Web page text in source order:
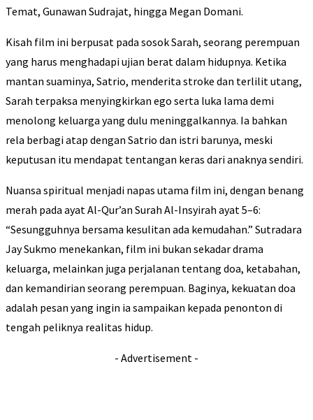
Temat, Gunawan Sudrajat, hingga Megan Domani.
Kisah film ini berpusat pada sosok Sarah, seorang perempuan
yang harus menghadapi ujian berat dalam hidupnya. Ketika
mantan suaminya, Satrio, menderita stroke dan terlilit utang,
Sarah terpaksa menyingkirkan ego serta luka lama demi
menolong keluarga yang dulu meninggalkannya. Ia bahkan
rela berbagi atap dengan Satrio dan istri barunya, meski
keputusan itu mendapat tentangan keras dari anaknya sendiri.
Nuansa spiritual menjadi napas utama film ini, dengan benang
merah pada ayat Al-Qur’an Surah Al-Insyirah ayat 5–6:
“Sesungguhnya bersama kesulitan ada kemudahan.” Sutradara
Jay Sukmo menekankan, film ini bukan sekadar drama
keluarga, melainkan juga perjalanan tentang doa, ketabahan,
dan kemandirian seorang perempuan. Baginya, kekuatan doa
adalah pesan yang ingin ia sampaikan kepada penonton di
tengah peliknya realitas hidup.
- Advertisement -